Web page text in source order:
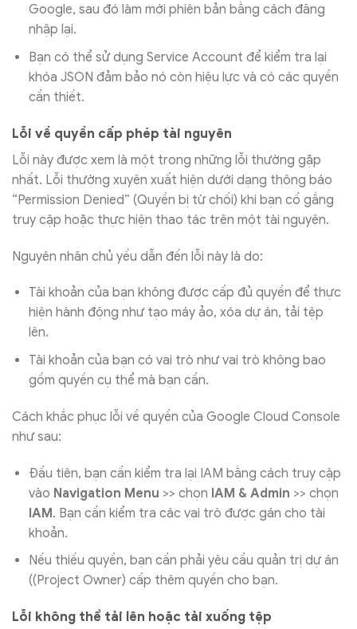
Google, sau đó làm mới phiên bản bằng cách đăng
nhập lại.
Bạn có thể sử dụng Service Account để kiểm tra lại
khóa JSON đảm bảo nó còn hiệu lực và có các quyền
cần thiết.
Lỗi về quyền cấp phép tài nguyên
Lỗi này được xem là một trong những lỗi thường gặp
nhất. Lỗi thường xuyên xuất hiện dưới dạng thông báo
“Permission Denied” (Quyền bị từ chối) khi bạn cố gắng
truy cập hoặc thực hiện thao tác trên một tài nguyên.
Nguyên nhân chủ yếu dẫn đến lỗi này là do:
Tài khoản của bạn không được cấp đủ quyền để thực
hiện hành động như tạo máy ảo, xóa dự án, tải tệp
lên.
Tài khoản của bạn có vai trò như vai trò không bao
gồm quyền cụ thể mà bạn cần.
Cách khắc phục lỗi về quyền của Google Cloud Console
như sau:
Đầu tiên, bạn cần kiểm tra lại IAM bằng cách truy cập
vào Navigation Menu >> chọn IAM & Admin >> chọn
IAM. Bạn cần kiểm tra các vai trò được gán cho tài
khoản.
Nếu thiếu quyền, bạn cần phải yêu cầu quản trị dự án
((Project Owner) cấp thêm quyền cho bạn.
Lỗi không thể tải lên hoặc tải xuống tệp